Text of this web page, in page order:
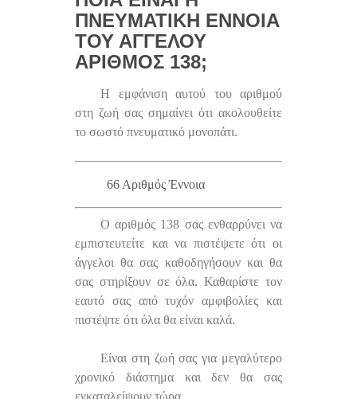
ΠΝΕΥΜΑΤΙΚΉ ΈΝΝΟΙΑ
ΤΟΥ ΑΓΓΈΛΟΥ
ΑΡΙΘΜΌΣ 138;
Η εμφάνιση αυτού του αριθμού
στη ζωή σας σημαίνει ότι ακολουθείτε
το σωστό πνευματικό μονοπάτι.
66 Αριθμός Έννοια
Ο αριθμός 138 σας ενθαρρύνει να
εμπιστευτείτε και να πιστέψετε ότι οι
άγγελοι θα σας καθοδηγήσουν και θα
σας στηρίξουν σε όλα. Καθαρίστε τον
εαυτό σας από τυχόν αμφιβολίες και
πιστέψτε ότι όλα θα είναι καλά.
Είναι στη ζωή σας για μεγαλύτερο
χρονικό διάστημα και δεν θα σας
εγκαταλείψουν τώρα.